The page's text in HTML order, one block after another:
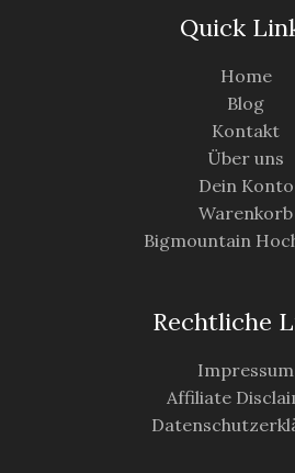
Quick
Home
Blog
Kontakt
Über uns
Dein Konto
Warenkorb
Bigmountain
Rechtliche
Impressum
Affiliate